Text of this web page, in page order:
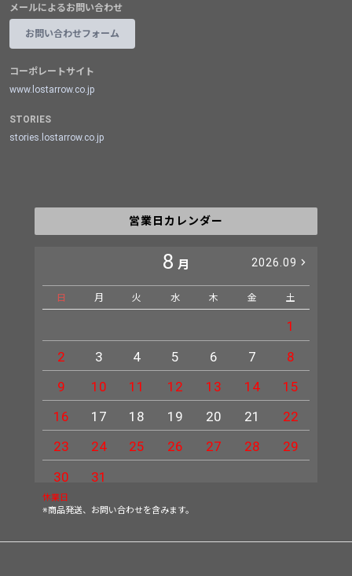
メールによるお問い合わせ
お問い合わせフォーム
コーポレートサイト
www.lostarrow.co.jp
STORIES
stories.lostarrow.co.jp
営業日カレンダー
8 月 2026.09
日 月 火 水 木 金 土
1
2
3 4 5 6 7
8
9
10 11 12 13 14
15
16
17 18 19 20 21
22
23
24 25 26 27 28
29
30
31
休業日
※商品発送、お問い合わせを含みます。